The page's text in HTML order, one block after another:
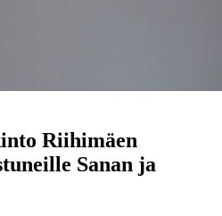
Riihimäen
Sanan ja